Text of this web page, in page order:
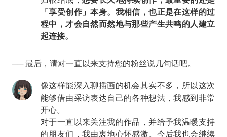
「享受创作」本身。我相信，也正是在这样的过
程中，才会自然而然地与那些产生共鸣的人建立
起连接。
── 最后，请对一直以来支持您的粉丝说几句话吧。
像这样能深入聊插画的机会其实不多，所以这次
能够借由采访表达自己的各种想法，我感到非常
开心。
对于一直以来关注我的作品，并给予我温暖支持
的朋友们，我由衷地心怀感激。今后我也会继续